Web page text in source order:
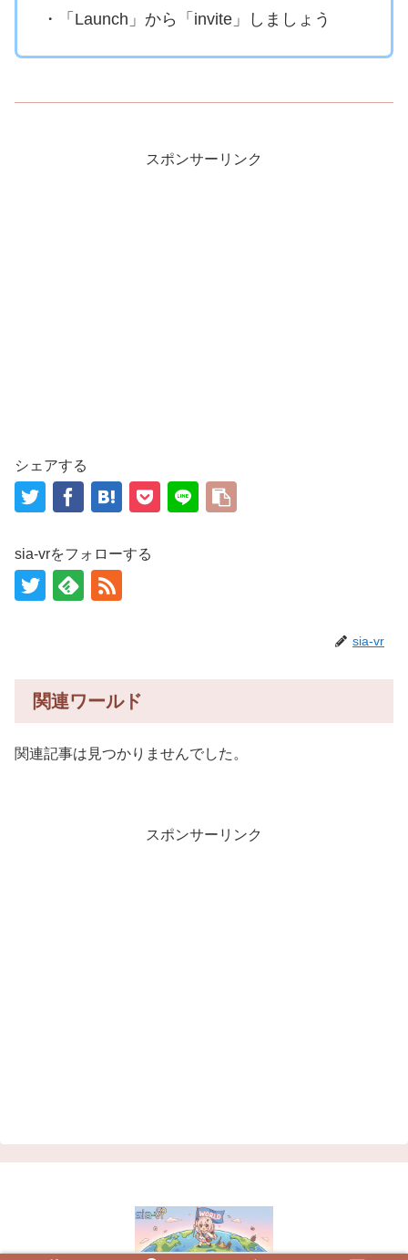
・「Launch」から「invite」しましょう
スポンサーリンク
シェアする
sia-vrをフォローする
sia-vr
関連ワールド
関連記事は見つかりませんでした。
スポンサーリンク